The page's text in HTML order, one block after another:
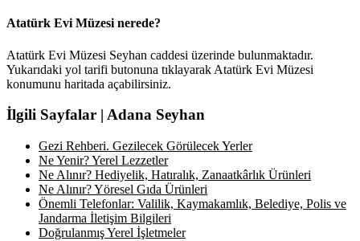
Atatürk Evi Müzesi nerede?
Atatürk Evi Müzesi Seyhan caddesi üzerinde bulunmaktadır.
Yukarıdaki yol tarifi butonuna tıklayarak Atatürk Evi Müzesi
konumunu haritada açabilirsiniz.
İlgili Sayfalar | Adana Seyhan
Gezi Rehberi. Gezilecek Görülecek Yerler
Ne Yenir? Yerel Lezzetler
Ne Alınır? Hediyelik, Hatıralık, Zanaatkârlık Ürünleri
Ne Alınır? Yöresel Gıda Ürünleri
Önemli Telefonlar: Valilik, Kaymakamlık, Belediye, Polis ve
Jandarma İletişim Bilgileri
Doğrulanmış Yerel İşletmeler